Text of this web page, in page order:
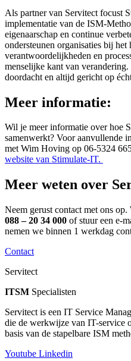
Als partner van Servitect focust
implementatie van de ISM-
eigenaarschap en continue
ondersteunen organisaties bij
verantwoordelijkheden en
menselijke kant van
doordacht en altijd gericht op
Meer informatie:
Wil je meer informatie over hoe
samenwerkt? Voor aanvullende
met Wim Hoving op 06-5324
website van Stimulate-IT.
Meer weten over
Neem gerust contact met ons
088 – 20 34 000 of stuur een e-
nemen we binnen 1 werkdag
Contact
Servitect
ITSM Specialisten
Servitect is een IT Service
die de werkwijze van IT-service
basis van de stapelbare ISM
Youtube Linkedin